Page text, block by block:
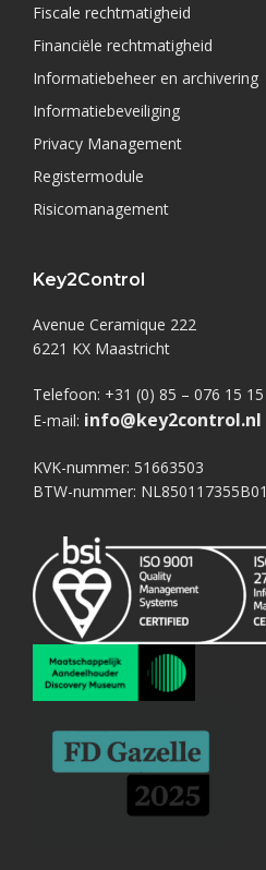
Fiscale rechtmatigheid
Financiële rechtmatigheid
Informatiebeheer en archivering
Informatiebeveiliging
Privacy Management
Registermodule
Risicomanagement
Key2Control
Avenue Ceramique 222
6221 KX Maastricht
Telefoon: +31 (0) 85 – 076 15 15
E-mail: info@key2control.nl
KVK-nummer: 51663503
BTW-nummer: NL850117355B01